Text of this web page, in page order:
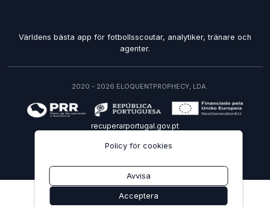
Policy för cookies
Avvisa
Acceptera
Världens bästa app för fotbollsscoutar, analytiker, tränare och
agenter.
2020 - 2026 ELOQUENTPROPHECY, LDA.
recuperarportugal.gov.pt
SV